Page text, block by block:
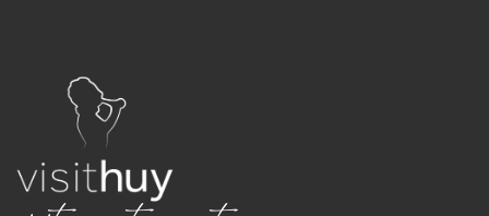
visitez autrement